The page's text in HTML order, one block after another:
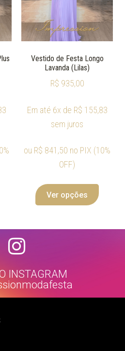
Vestido de Festa Longo
Lavanda (Lilas)
R$ 935,00
Em até 6x de R$ 155,83
sem juros
ou R$ 841,50 no PIX (10%
OFF)
Ver opções
INSTAGRAM